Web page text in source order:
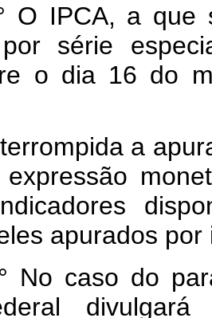
a que se
série
o dia 16 do
a
apurados
do